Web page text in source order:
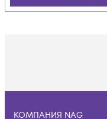
КОМПАНИЯ NAG